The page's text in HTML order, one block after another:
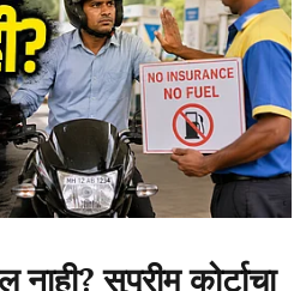
नाही? सुप्रीम कोर्टाचा